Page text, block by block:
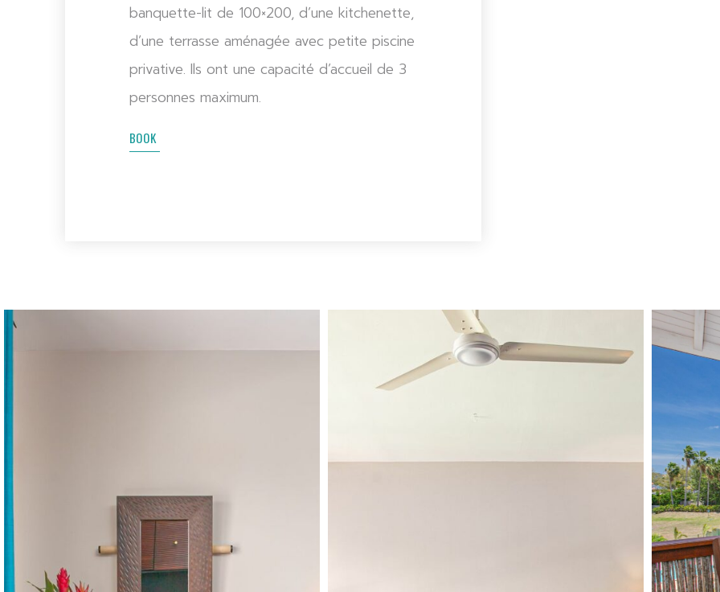
banquette-lit de 100×200, d’une kitchenette,
d’une terrasse aménagée avec petite piscine
privative. Ils ont une capacité d’accueil de 3
personnes maximum.
BOOK